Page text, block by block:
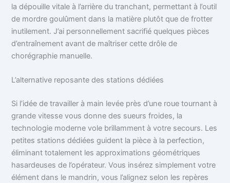
la dépouille vitale à l’arrière du tranchant, permettant à l’outil
de mordre goulûment dans la matière plutôt que de frotter
inutilement. J’ai personnellement sacrifié quelques pièces
d’entraînement avant de maîtriser cette drôle de
chorégraphie manuelle.
L’alternative reposante des stations dédiées
Si l’idée de travailler à main levée près d’une roue tournant à
grande vitesse vous donne des sueurs froides, la
technologie moderne vole brillamment à votre secours. Les
petites stations dédiées guident la pièce à la perfection,
éliminant totalement les approximations géométriques
hasardeuses de l’opérateur. Vous insérez simplement votre
élément dans le mandrin, vous l’alignez selon les repères